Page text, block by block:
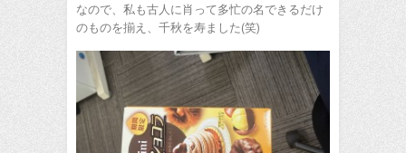
なので、私も古人に肖って多忙の名できるだけ
のものを揃え、千秋を寿ました(笑)